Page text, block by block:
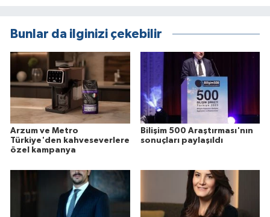
Bunlar da ilginizi çekebilir
Arzum ve Metro
Türkiye'den kahveseverlere
özel kampanya
Bilişim 500 Araştırması'nın
sonuçları paylaşıldı